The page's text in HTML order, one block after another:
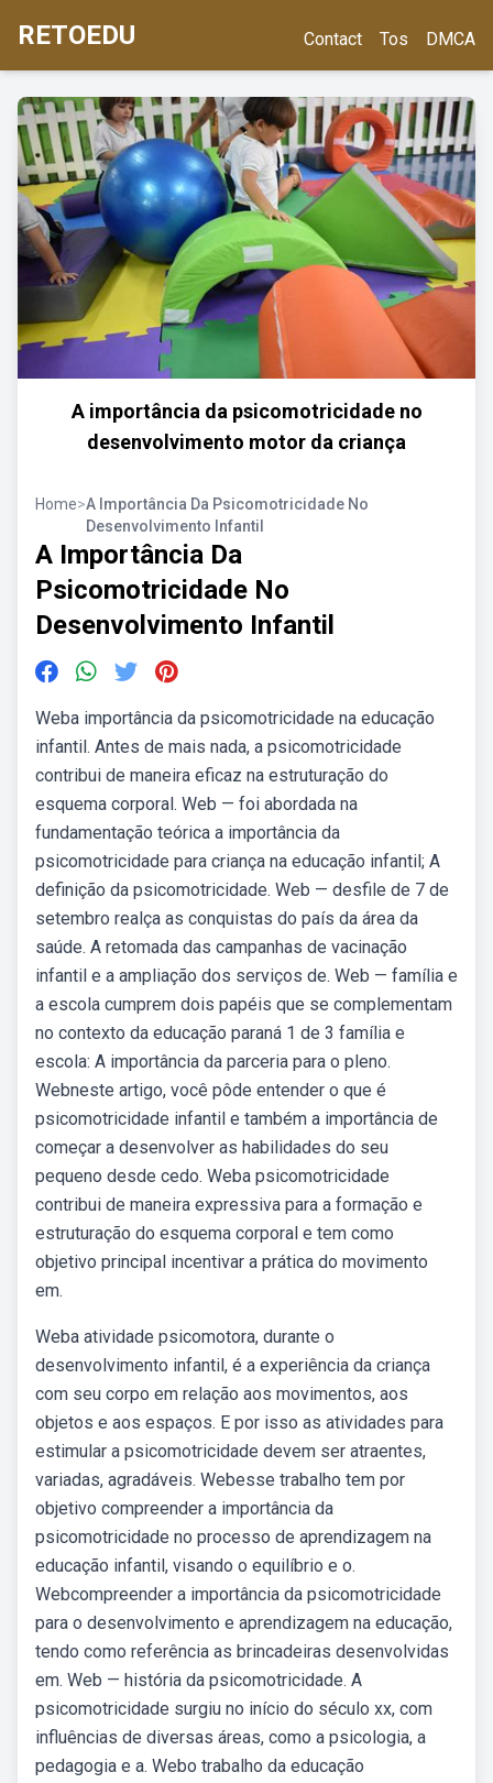
RETOEDU Contact Tos DMCA
A importância da psicomotricidade no
desenvolvimento motor da criança
Home>A Importância Da Psicomotricidade No
Desenvolvimento Infantil
A Importância Da
Psicomotricidade No
Desenvolvimento Infantil
Weba importância da psicomotricidade na educação
infantil. Antes de mais nada, a psicomotricidade
contribui de maneira eficaz na estruturação do
esquema corporal. Web — foi abordada na
fundamentação teórica a importância da
psicomotricidade para criança na educação infantil; A
definição da psicomotricidade. Web — desfile de 7 de
setembro realça as conquistas do país da área da
saúde. A retomada das campanhas de vacinação
infantil e a ampliação dos serviços de. Web — família e
a escola cumprem dois papéis que se complementam
no contexto da educação paraná 1 de 3 família e
escola: A importância da parceria para o pleno.
Webneste artigo, você pôde entender o que é
psicomotricidade infantil e também a importância de
começar a desenvolver as habilidades do seu
pequeno desde cedo. Weba psicomotricidade
contribui de maneira expressiva para a formação e
estruturação do esquema corporal e tem como
objetivo principal incentivar a prática do movimento
em.
Weba atividade psicomotora, durante o
desenvolvimento infantil, é a experiência da criança
com seu corpo em relação aos movimentos, aos
objetos e aos espaços. E por isso as atividades para
estimular a psicomotricidade devem ser atraentes,
variadas, agradáveis. Webesse trabalho tem por
objetivo compreender a importância da
psicomotricidade no processo de aprendizagem na
educação infantil, visando o equilíbrio e o.
Webcompreender a importância da psicomotricidade
para o desenvolvimento e aprendizagem na educação,
tendo como referência as brincadeiras desenvolvidas
em. Web — história da psicomotricidade. A
psicomotricidade surgiu no início do século xx, com
influências de diversas áreas, como a psicologia, a
pedagogia e a. Webo trabalho da educação